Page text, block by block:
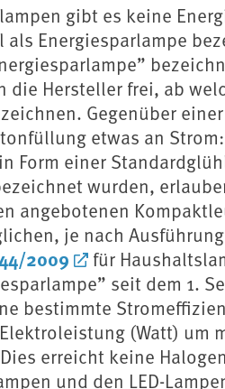
gibt es keine
als Energiesparlampe
die Hersteller frei, ab
Gegenüber
etwas an
Form einer
wurden,
angebotenen
je nach
2009
für
seit dem 1.
bestimmte
(Watt) um
erreicht keine
und den LED-